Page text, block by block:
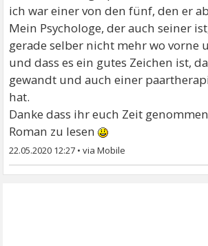
ich war einer von den fünf, den er
Mein Psychologe, der auch seiner
gerade selber nicht mehr wo vorne
und dass es ein gutes Zeichen ist,
gewandt und auch einer
hat.
Danke dass ihr euch Zeit
Roman zu lesen
22.05.2020 12:27 •